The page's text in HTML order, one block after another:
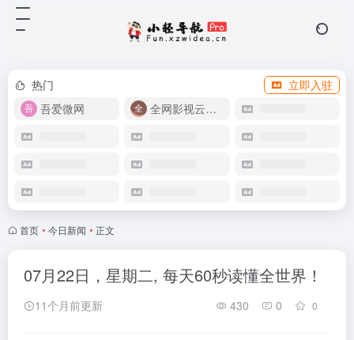
热门
立即入驻
吾爱微网
全网影视云盘资源
首页 • 今日新闻 • 正文
07月22日，星期二, 每天60秒读懂全世界！
11个月前更新 430 0 0